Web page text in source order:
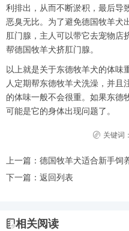
利排出，从而不断淤积，最后导
恶臭无比。为了避免德国牧羊犬
肛门腺，主人可以带它去宠物店
帮德国牧羊犬挤肛门腺。
以上就是关于东德牧羊犬的体味
人定期帮东德牧羊犬洗澡，并且
的体味一般不会很重。如果东德
可能是它的身体出现问题了。
关键词：
上一篇： 德国牧羊犬适合新手饲
下一篇： 返回列表
相关阅读